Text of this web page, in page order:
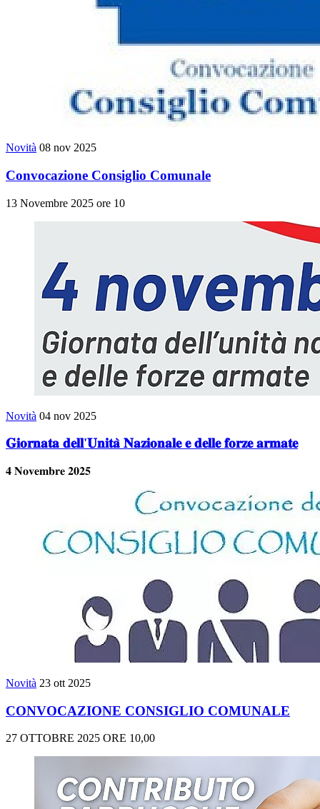
Novità 08 nov 2025
Convocazione Consiglio Comunale
13 Novembre 2025 ore 10
Novità 04 nov 2025
𝐆𝐢𝐨𝐫𝐧𝐚𝐭𝐚 𝐝𝐞𝐥𝐥'𝐔𝐧𝐢𝐭𝐚̀ 𝐍𝐚𝐳𝐢𝐨𝐧𝐚𝐥𝐞 𝐞 𝐝𝐞𝐥𝐥𝐞 𝐟𝐨𝐫𝐳𝐞 𝐚𝐫𝐦𝐚𝐭𝐞
𝟒 𝐍𝐨𝐯𝐞𝐦𝐛𝐫𝐞 𝟐𝟎𝟐𝟓
Novità 23 ott 2025
CONVOCAZIONE CONSIGLIO COMUNALE
27 OTTOBRE 2025 ORE 10,00